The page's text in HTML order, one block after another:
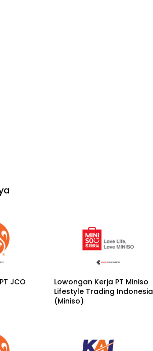
JCO
Lowongan Kerja PT Miniso
Lifestyle Trading Indonesia
(Miniso)